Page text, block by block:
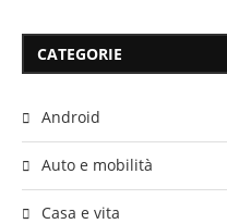
CATEGORIE
Android
Auto e mobilità
Casa e vita